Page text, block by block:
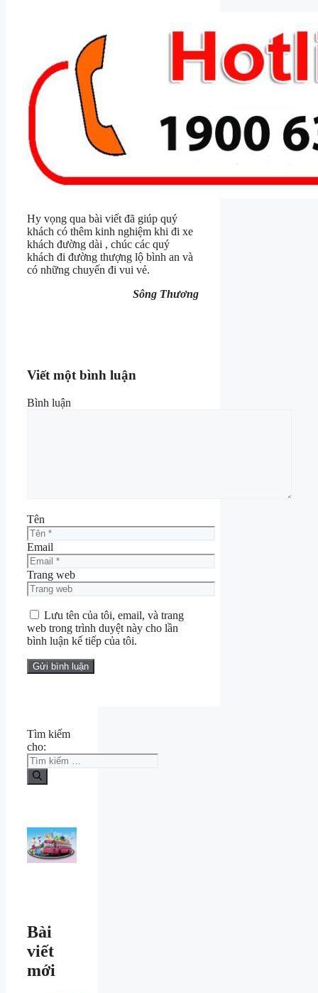
Hy vọng qua bài viết đã giúp quý
khách có thêm kinh nghiệm khi đi xe
khách đường dài , chúc các quý
khách đi đường thượng lộ bình an và
có những chuyến đi vui vẻ.
Sông Thương
Viết một bình luận
Bình luận
Tên
Email
Trang web
Lưu tên của tôi, email, và trang
web trong trình duyệt này cho lần
bình luận kế tiếp của tôi.
Tìm kiếm
cho:
Bài
viết
mới